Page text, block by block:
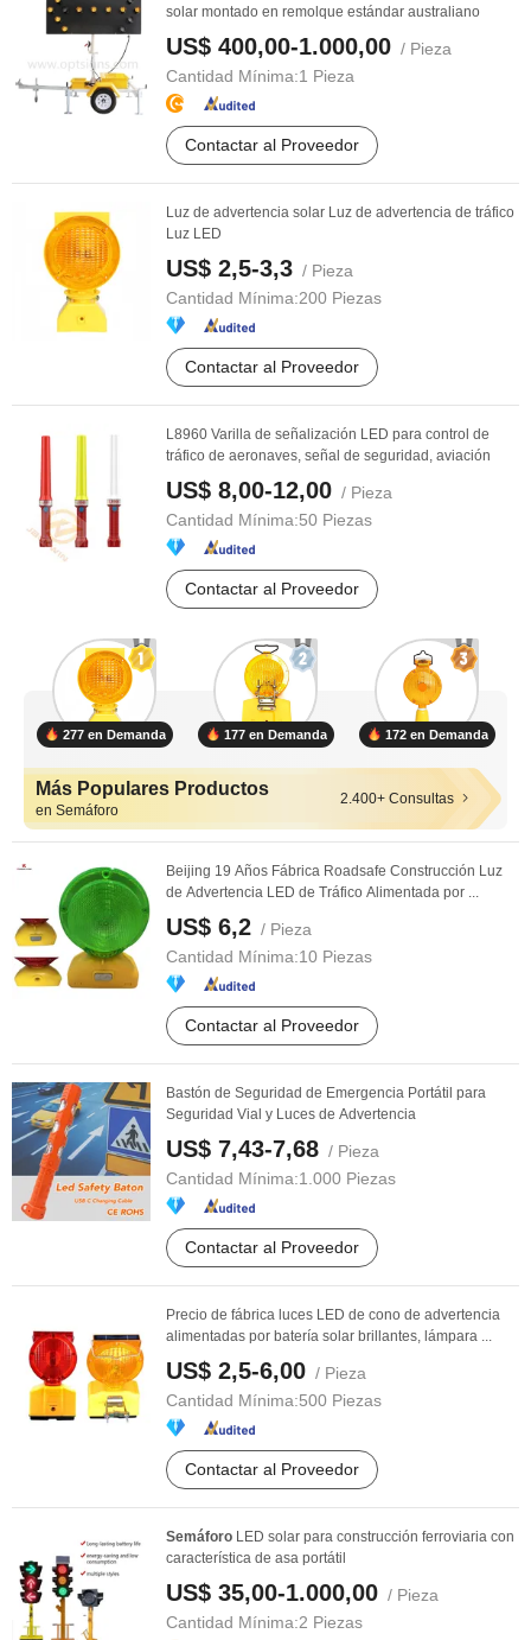
solar montado en remolque estándar australiano
US$ 400,00-1.000,00 / Pieza
Cantidad Mínima:1 Pieza
Contactar al Proveedor
Luz de advertencia solar Luz de advertencia de tráfico
Luz LED
US$ 2,5-3,3 / Pieza
Cantidad Mínima:200 Piezas
Contactar al Proveedor
L8960 Varilla de señalización LED para control de
tráfico de aeronaves, señal de seguridad, aviación
US$ 8,00-12,00 / Pieza
Cantidad Mínima:50 Piezas
Contactar al Proveedor
277 en Demanda 177 en Demanda 172 en Demanda
Más Populares Productos
en Semáforo
2.400+ Consultas
Beijing 19 Años Fábrica Roadsafe Construcción Luz
de Advertencia LED de Tráfico Alimentada por ...
US$ 6,2 / Pieza
Cantidad Mínima:10 Piezas
Contactar al Proveedor
Bastón de Seguridad de Emergencia Portátil para
Seguridad Vial y Luces de Advertencia
US$ 7,43-7,68 / Pieza
Cantidad Mínima:1.000 Piezas
Contactar al Proveedor
Precio de fábrica luces LED de cono de advertencia
alimentadas por batería solar brillantes, lámpara ...
US$ 2,5-6,00 / Pieza
Cantidad Mínima:500 Piezas
Contactar al Proveedor
Semáforo LED solar para construcción ferroviaria con
característica de asa portátil
US$ 35,00-1.000,00 / Pieza
Cantidad Mínima:2 Piezas